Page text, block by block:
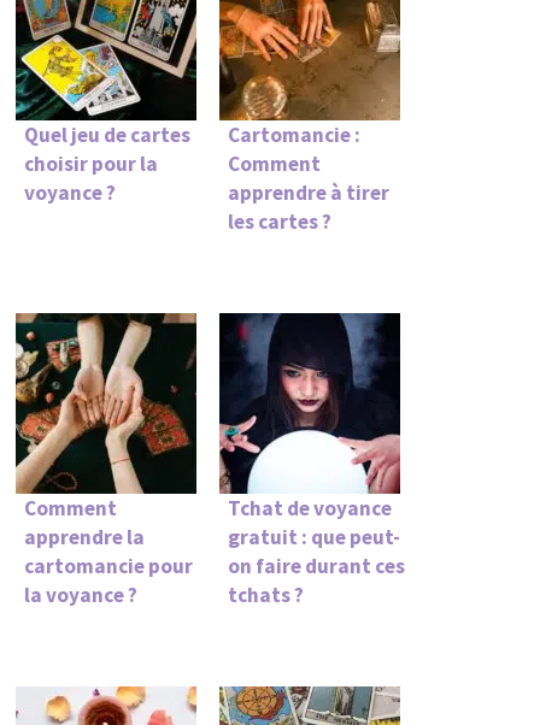
Quel jeu de cartes
choisir pour la
voyance ?
Cartomancie :
Comment
apprendre à tirer
les cartes ?
Comment
apprendre la
cartomancie pour
la voyance ?
Tchat de voyance
gratuit : que peut-
on faire durant ces
tchats ?